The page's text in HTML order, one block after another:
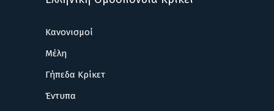
Κανονισμοί
Μέλη
Γήπεδα Κρίκετ
Έντυπα